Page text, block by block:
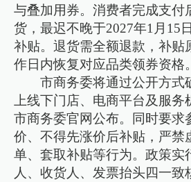
与叠加用券。消费者完成支付
货，最迟不晚于2027年1月15
补贴。退货需全额退款，补贴
作日内恢复对应品类领券资格。
市商务委将通过公开方式
上线下门店、电商平台及服
市商务委官网公布。同时要求
价、不得先涨价后补贴，严禁
单、套取补贴等行为。政策实
人、收货人、发票抬头四一致